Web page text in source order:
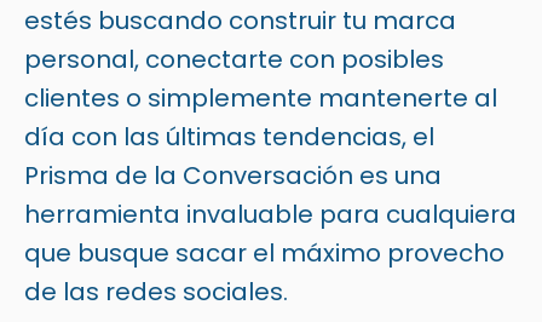
estés buscando construir tu marca
personal, conectarte con posibles
clientes o simplemente mantenerte al
día con las últimas tendencias, el
Prisma de la Conversación es una
herramienta invaluable para cualquiera
que busque sacar el máximo provecho
de las redes sociales.